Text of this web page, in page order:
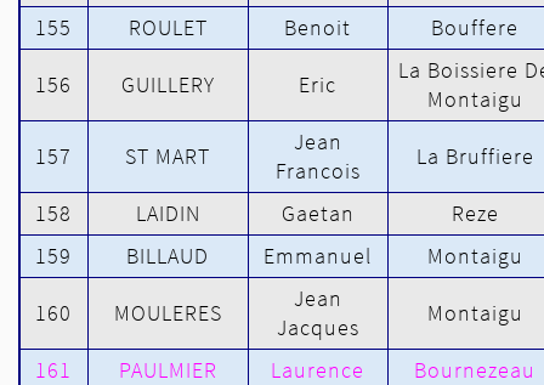
155
ROULET Benoit Bouffere
156 GUILLERY Eric
La Boissiere
Montaigu
157 ST MART
Jean
Francois
La Bruffiere
158 LAIDIN Gaetan
Reze
159
BILLAUD Emmanuel Montaigu
160 MOULERES
Jean
Jacques
Montaigu
161 PAULMIER Laurence Bournezeau